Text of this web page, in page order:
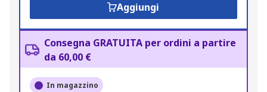
Aggiungi
Consegna GRATUITA per ordini a partire
da 60,00 €
In magazzino